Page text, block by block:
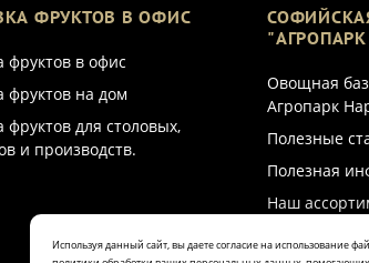
Используя данный сайт, вы даете согласие на использование
ФРУКТОВ В ОФИС
фруктов в офис
фруктов на дом
фруктов для столовых,
и производств.
Овощная
Агропарк
Полезные
Полезная
Наш